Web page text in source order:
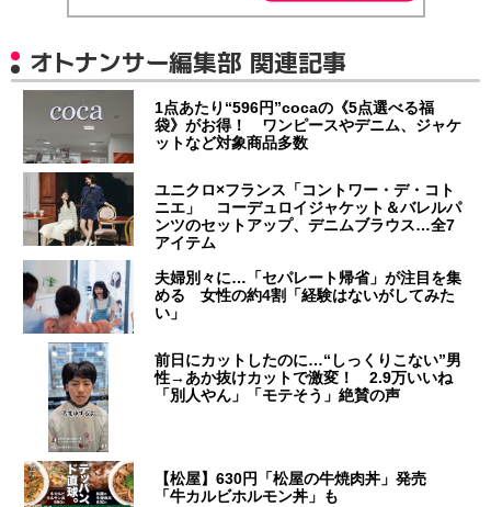
オトナンサー編集部 関連記事
1点あたり“596円”cocaの《5点選べる福
袋》がお得！ ワンピースやデニム、ジャケ
ットなど対象商品多数
ユニクロ×フランス「コントワー・デ・コト
ニエ」 コーデュロイジャケット＆バレルパ
ンツのセットアップ、デニムブラウス…全7
アイテム
夫婦別々に…「セパレート帰省」が注目を集
める 女性の約4割「経験はないがしてみた
い」
前日にカットしたのに…“しっくりこない”男
性→あか抜けカットで激変！ 2.9万いいね
「別人やん」「モテそう」絶賛の声
【松屋】630円「松屋の牛焼肉丼」発売
「牛カルビホルモン丼」も